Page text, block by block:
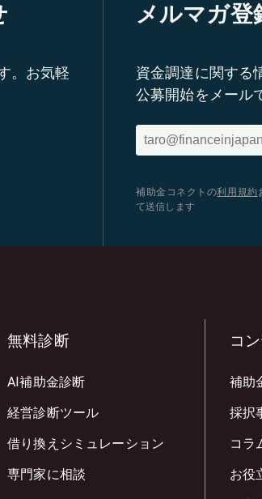
。お気軽
メルマガ登
資金調達に関する
公募開始をメール
補助金コネクトの利用規約
て送信します
無料診断
AI補助金診断
経営診断ツール
借り換えシミュレーション
専門家に相談
コ
補助
採択
コラ
お役